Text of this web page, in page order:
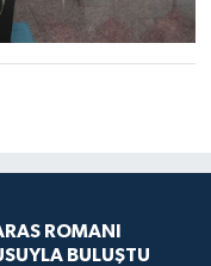
ROMANI
BULUŞTU